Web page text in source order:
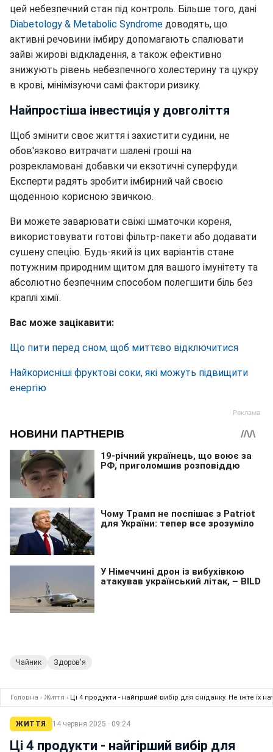
цей небезпечний стан під контроль. Більше того, дані
Diabetology & Metabolic Syndrome доводять, що
активні речовини імбиру допомагають спалювати
зайві жирові відкладення, а також ефективно
знижують рівень небезпечного холестерину та цукру
в крові, мінімізуючи самі фактори ризику.
Найпростіша інвестиція у довголіття
Щоб змінити своє життя і захистити судини, не
обов'язково витрачати шалені гроші на
розрекламовані добавки чи екзотичні суперфуди.
Експерти радять зробити імбирний чай своєю
щоденною корисною звичкою.
Ви можете заварювати свіжі шматочки кореня,
використовувати готові фільтр-пакети або додавати
сушену спецію. Будь-який із цих варіантів стане
потужним природним щитом для вашого імунітету та
абсолютно безпечним способом полегшити біль без
краплі хімії.
Вас може зацікавити:
Що пити перед сном, щоб миттєво відключитися
Найкорисніші фруктові соки, які можуть підвищити
енергію
Чайник Здоров'я
Головна › Життя › Ці 4 продукти - найгірший вибір для сніданку. Не їжте їх
ЖИТТЯ 14 червня 2025 · 09:24
Ці 4 продукти - найгірший вибір для